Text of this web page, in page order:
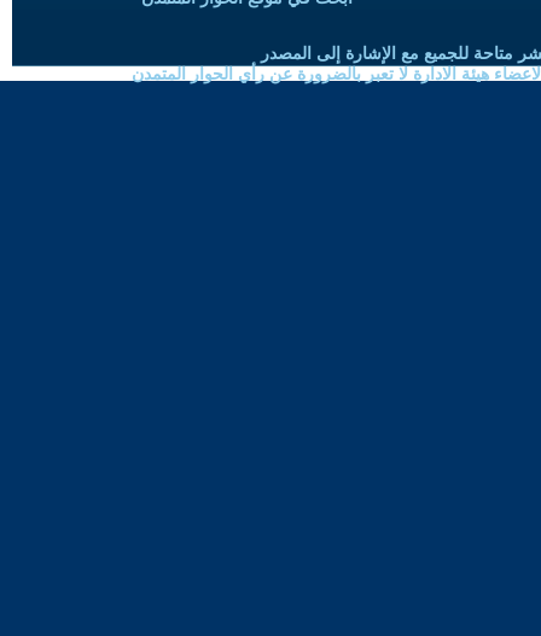
متاحة للجميع مع الإشارة إلى المصدر
هيئة الادارة لا تعبر بالضرورة عن رأي الحوار المتمدن